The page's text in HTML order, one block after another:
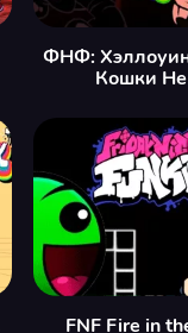
ФНФ:
Кошки
FNF Fire in